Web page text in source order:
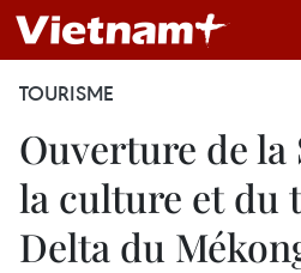
TOURISME
Ouverture de la
la culture et du
Delta du